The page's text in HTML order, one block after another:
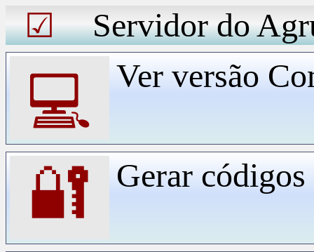
☑ Servidor do
💻 Ver versão
🔐 Gerar